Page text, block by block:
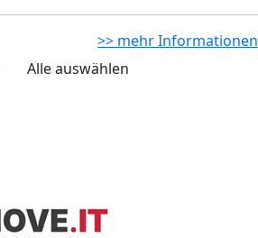
>> mehr Informationen
Alle auswählen